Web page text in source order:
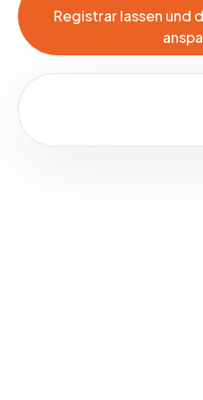
Registrar lassen und